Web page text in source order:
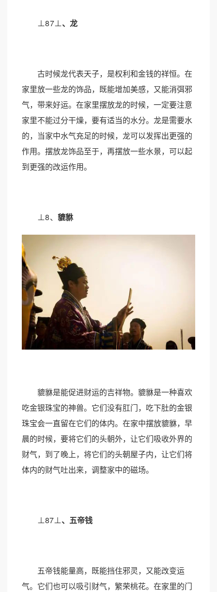
⊥87⊥、 龙
古时候龙代表天子，是权利和金钱的祥恒。在
家里放一些龙的饰品，既能增加美感，又能消弭邪
气，带来好运。在家里摆放龙的时候，一定要注意
家里不能过分干燥，要有适当的水分。龙是需要水
的，当家中水气充足的时候，龙可以发挥出更强的
作用。摆放龙饰品至于，再摆放一些水景，可以起
到更强的改运作用。
⊥8、 貔貅
貔貅是能促进财运的吉祥物。貔貅是一种喜欢
吃金银珠宝的神兽。它们没有肛门，吃下肚的金银
珠宝会一直留在它们的体内。在家中摆放貔貅，早
晨的时候，要将它们的头朝外，让它们吸收外界的
财气，到了晚上，将它们的头朝屋子内，让它们将
体内的财气吐出来，调整家中的磁场。
⊥87⊥、 五帝钱
五帝钱能量高，既能挡住邪灵，又能改变运
气。它们也可以吸引财气，繁荣桃花。在家里的门